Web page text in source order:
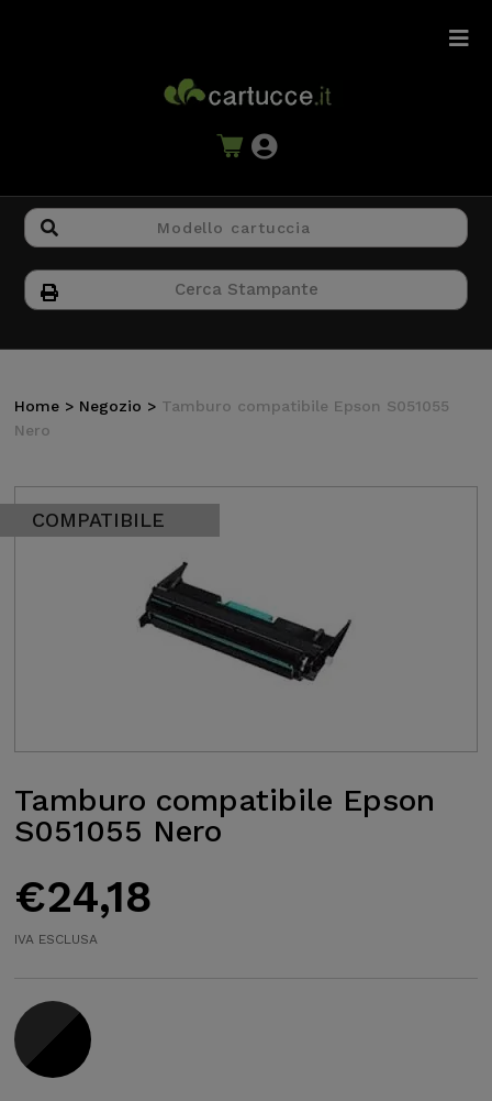
Home > Negozio > Tamburo compatibile Epson S051055
Nero
COMPATIBILE
Tamburo compatibile Epson
S051055 Nero
€24,18
IVA ESCLUSA